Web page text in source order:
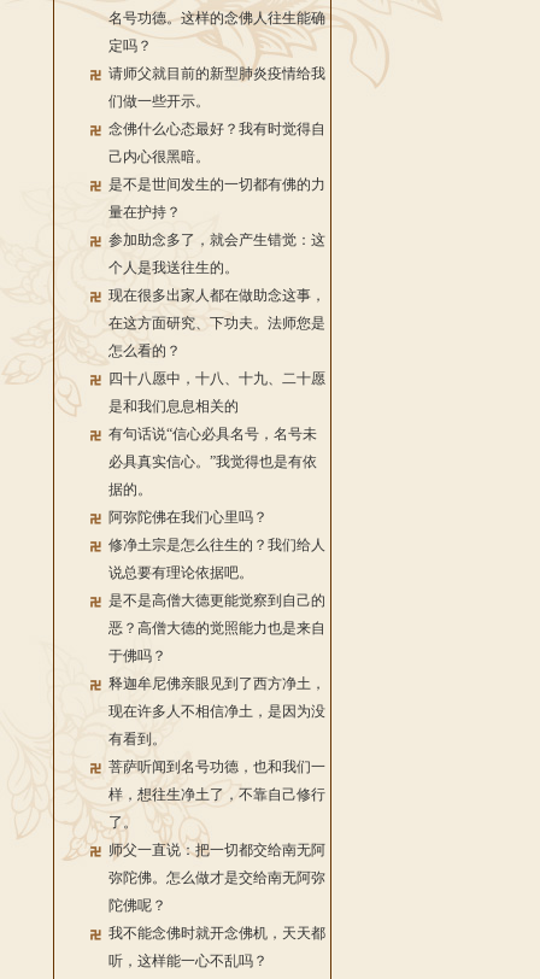
名号功德。这样的念佛人往生能确
定吗？
请师父就目前的新型肺炎疫情给我
们做一些开示。
念佛什么心态最好？我有时觉得自
己内心很黑暗。
是不是世间发生的一切都有佛的力
量在护持？
参加助念多了，就会产生错觉：这
个人是我送往生的。
现在很多出家人都在做助念这事，
在这方面研究、下功夫。法师您是
怎么看的？
四十八愿中，十八、十九、二十愿
是和我们息息相关的
有句话说“信心必具名号，名号未
必具真实信心。”我觉得也是有依
据的。
阿弥陀佛在我们心里吗？
修净土宗是怎么往生的？我们给人
说总要有理论依据吧。
是不是高僧大德更能觉察到自己的
恶？高僧大德的觉照能力也是来自
于佛吗？
释迦牟尼佛亲眼见到了西方净土，
现在许多人不相信净土，是因为没
有看到。
菩萨听闻到名号功德，也和我们一
样，想往生净土了，不靠自己修行
了。
师父一直说：把一切都交给南无阿
弥陀佛。怎么做才是交给南无阿弥
陀佛呢？
我不能念佛时就开念佛机，天天都
听，这样能一心不乱吗？